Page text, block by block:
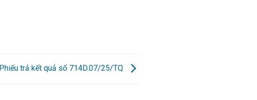
Phiếu trả kết quả số 714D.07/25/TQ